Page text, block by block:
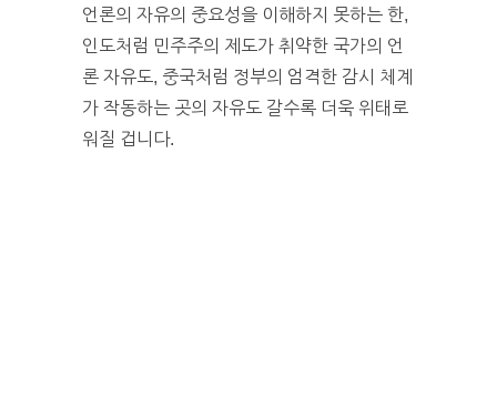
언론의 자유의 중요성을 이해하지 못하는 한,
인도처럼 민주주의 제도가 취약한 국가의 언
론 자유도, 중국처럼 정부의 엄격한 감시 체계
가 작동하는 곳의 자유도 갈수록 더욱 위태로
워질 겁니다.